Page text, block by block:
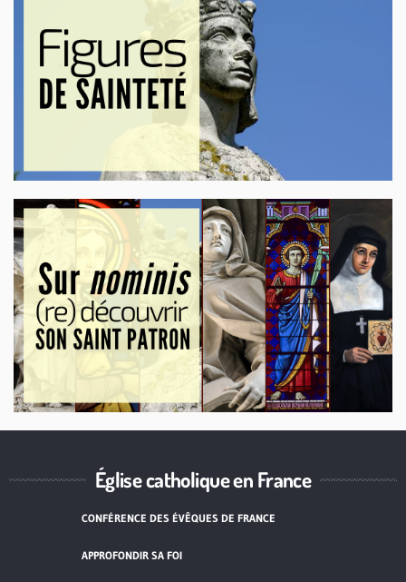
Église catholique en France
CONFÉRENCE DES ÉVÊQUES DE FRANCE
APPROFONDIR SA FOI